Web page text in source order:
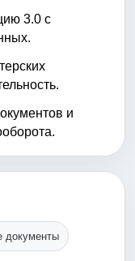
3.0 с
и
документы